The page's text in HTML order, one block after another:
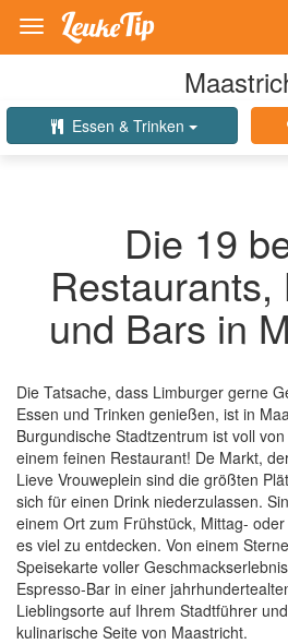
Toggle
navigation
Essen & Trinken
Die 19
Restaurants,
und Bars in
Die Tatsache, dass Limburger gerne
Essen und Trinken genießen, ist in
Burgundische Stadtzentrum ist voll
einem feinen Restaurant! De Markt,
Lieve Vrouweplein sind die größten
sich für einen Drink niederzulassen.
einem Ort zum Frühstück, Mittag-
es viel zu entdecken. Von einem
Speisekarte voller
Espresso-Bar in einer
Lieblingsorte auf Ihrem Stadtführer
kulinarische Seite von Maastricht.